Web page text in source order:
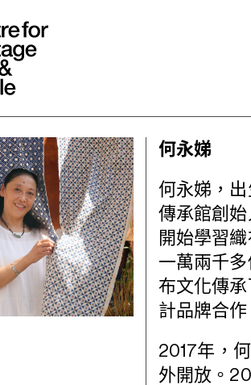
何永娣
何永娣，
傳承館創
開始學習
一萬兩千
布文化傳
計品牌合
2017年，
外開放。